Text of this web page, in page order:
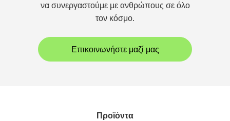
να συνεργαστούμε με ανθρώπους σε όλο
τον κόσμο.
Επικοινωνήστε μαζί μας
Προϊόντα